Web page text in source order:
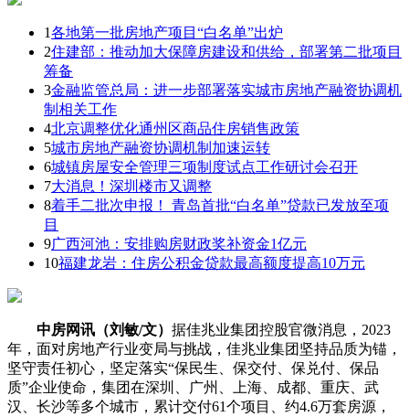
1各地第一批房地产项目“白名单”出炉
2住建部：推动加大保障房建设和供给，部署第二批项目
筹备
3金融监管总局：进一步部署落实城市房地产融资协调机
制相关工作
4北京调整优化通州区商品住房销售政策
5城市房地产融资协调机制加速运转
6城镇房屋安全管理三项制度试点工作研讨会召开
7大消息！深圳楼市又调整
8着手二批次申报！ 青岛首批“白名单”贷款已发放至项
目
9广西河池：安排购房财政奖补资金1亿元
10福建龙岩：住房公积金贷款最高额度提高10万元
中房网讯（刘敏/文） 据佳兆业集团控股官微消息，2023
年，面对房地产行业变局与挑战，佳兆业集团坚持品质为锚，
坚守责任初心，坚定落实“保民生、保交付、保兑付、保品
质”企业使命，集团在深圳、广州、上海、成都、重庆、武
汉、长沙等多个城市，累计交付61个项目、约4.6万套房源，